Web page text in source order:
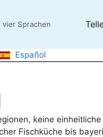
vier Sprachen
Español
keine
Fischküche bis